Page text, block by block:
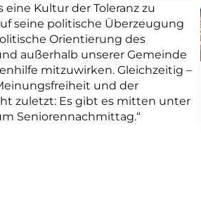
Kultur der Toleranz zu
seine politische Überzeugung
Orientierung des
außerhalb unserer Gemeinde
mitzuwirken. Gleichzeitig –
und der
zuletzt: Es gibt es mitten unter
Seniorennachmittag.“